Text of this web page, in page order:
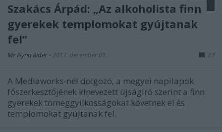
Szakács Árpád: „Az alkoholista finn
gyerekek templomokat gyújtanak
fel”
Mr Flynn Rider • 2017. december 01. 27
A Mediaworks-nél dolgozó, a megyei napilapok
főszerkesztőjének kinevezett újságíró szerint a finn
gyerekek tömeggyilkosságokat követnek el és
templomokat gyújtanak fel.